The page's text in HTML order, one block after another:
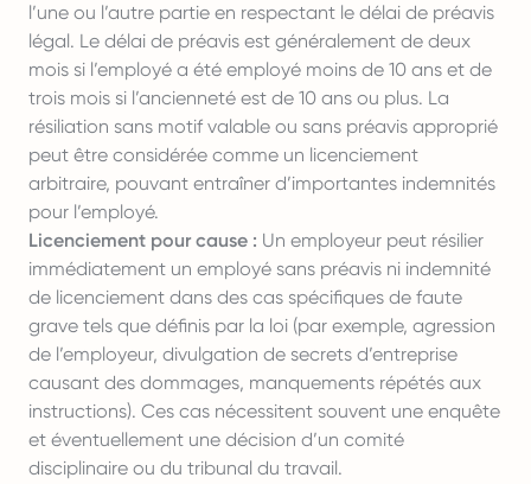
l’une ou l’autre partie en respectant le délai de préavis
légal. Le délai de préavis est généralement de deux
mois si l’employé a été employé moins de 10 ans et de
trois mois si l’ancienneté est de 10 ans ou plus. La
résiliation sans motif valable ou sans préavis approprié
peut être considérée comme un licenciement
arbitraire, pouvant entraîner d’importantes indemnités
pour l’employé.
Licenciement pour cause : Un employeur peut résilier
immédiatement un employé sans préavis ni indemnité
de licenciement dans des cas spécifiques de faute
grave tels que définis par la loi (par exemple, agression
de l’employeur, divulgation de secrets d’entreprise
causant des dommages, manquements répétés aux
instructions). Ces cas nécessitent souvent une enquête
et éventuellement une décision d’un comité
disciplinaire ou du tribunal du travail.